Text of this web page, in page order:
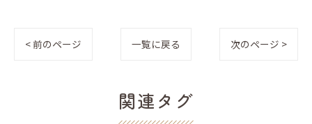
< 前のページ 一覧に戻る 次のページ >
関連タグ